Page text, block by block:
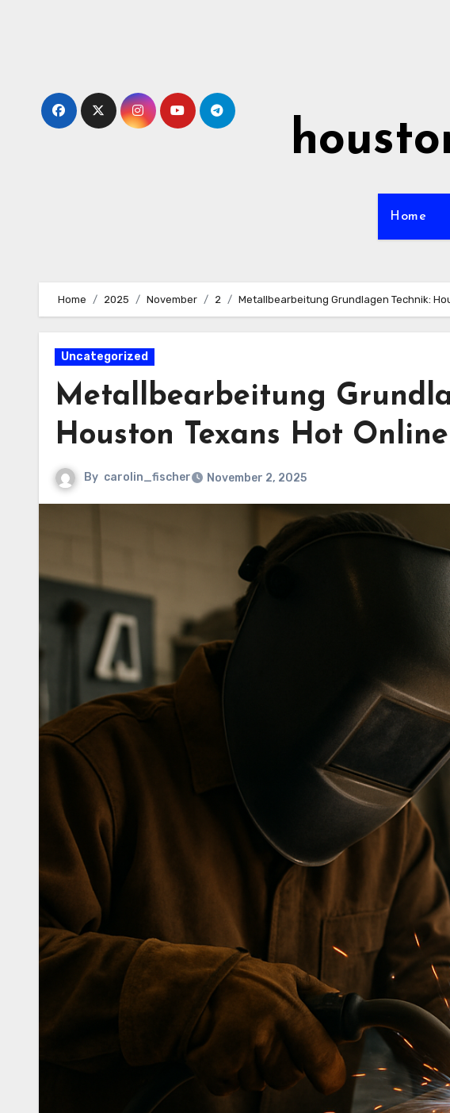
Home
Home 2025 November 2 Metallbearbeitung Grundlagen Technik:
Uncategorized
Metallbearbeitung
Houston Texans Hot Online
By carolin_fischer November 2, 2025